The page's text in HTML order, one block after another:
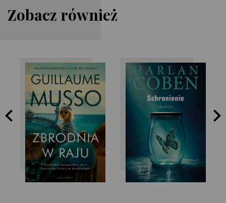
Zobacz również
Guillaume Musso Harlan Coben